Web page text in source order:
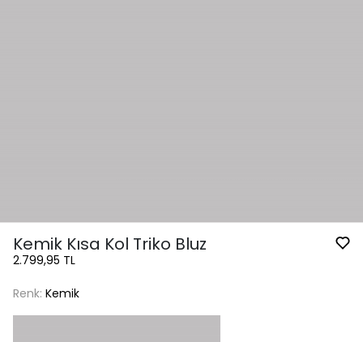
Kemik Kısa Kol Triko Bluz
2.799,95 TL
Renk: Kemik